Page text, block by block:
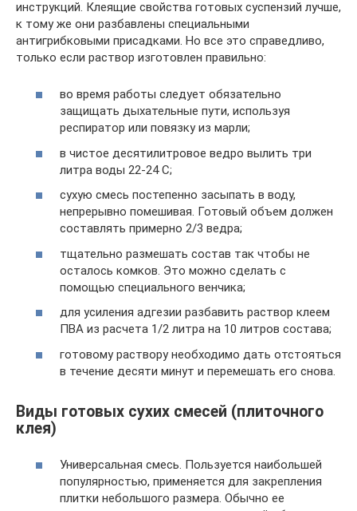
инструкций. Клеящие свойства готовых суспензий лучше,
к тому же они разбавлены специальными
антигрибковыми присадками. Но все это справедливо,
только если раствор изготовлен правильно:
во время работы следует обязательно
защищать дыхательные пути, используя
респиратор или повязку из марли;
в чистое десятилитровое ведро вылить три
литра воды 22-24 С;
сухую смесь постепенно засыпать в воду,
непрерывно помешивая. Готовый объем должен
составлять примерно 2/3 ведра;
тщательно размешать состав так чтобы не
осталось комков. Это можно сделать с
помощью специального венчика;
для усиления адгезии разбавить раствор клеем
ПВА из расчета 1/2 литра на 10 литров состава;
готовому раствору необходимо дать отстояться
в течение десяти минут и перемешать его снова.
Виды готовых сухих смесей (плиточного
клея)
Универсальная смесь. Пользуется наибольшей
популярностью, применяется для закрепления
плитки небольшого размера. Обычно ее